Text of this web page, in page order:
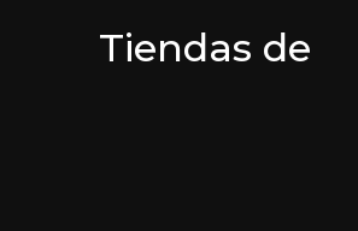
Tiendas de